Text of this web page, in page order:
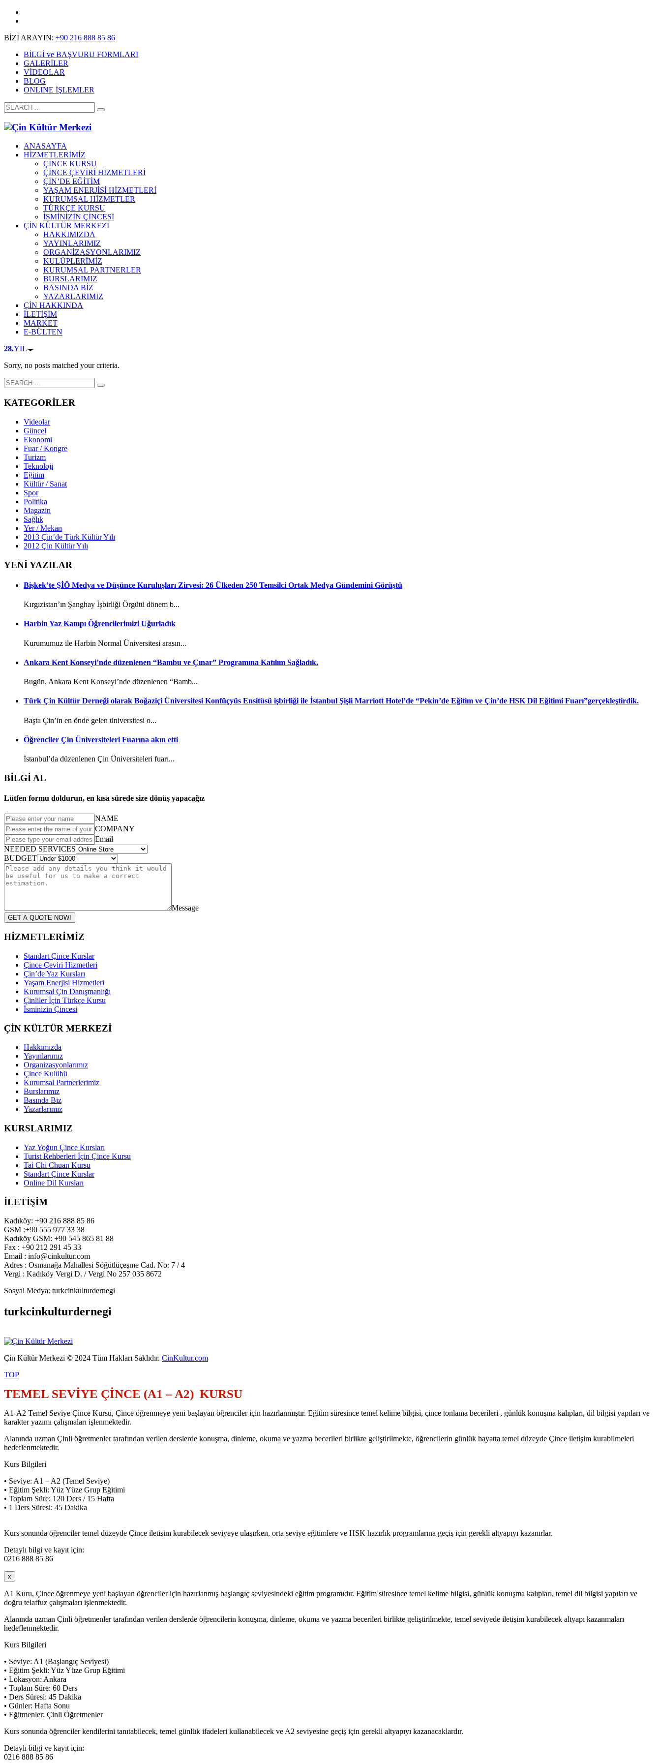
BİZİ ARAYIN: +90 216 888 85 86
BİLGİ ve BAŞVURU FORMLARI
GALERİLER
VİDEOLAR
BLOG
ONLINE İŞLEMLER
ANASAYFA
HİZMETLERİMİZ
ÇİNCE KURSU
ÇİNCE ÇEVİRİ HİZMETLERİ
ÇİN’DE EĞİTİM
YAŞAM ENERJİSİ HİZMETLERİ
KURUMSAL HİZMETLER
TÜRKÇE KURSU
İSMİNİZİN ÇİNCESİ
ÇİN KÜLTÜR MERKEZİ
HAKKIMIZDA
YAYINLARIMIZ
ORGANİZASYONLARIMIZ
KULÜPLERİMİZ
KURUMSAL PARTNERLER
BURSLARIMIZ
BASINDA BİZ
YAZARLARIMIZ
ÇİN HAKKINDA
İLETİŞİM
MARKET
E-BÜLTEN
28.YIL
Sorry, no posts matched your criteria.
KATEGORİLER
Videolar
Güncel
Ekonomi
Fuar / Kongre
Turizm
Teknoloji
Eğitim
Kültür / Sanat
Spor
Politika
Magazin
Sağlık
Yer / Mekan
2013 Çin’de Türk Kültür Yılı
2012 Çin Kültür Yılı
YENİ YAZILAR
Bişkek’te ŞİÖ Medya ve Düşünce Kuruluşları Zirvesi: 26 Ülkeden 250 Temsilci Ortak Medya Gündemini Görüştü
Kırgızistan’ın Şanghay İşbirliği Örgütü dönem b...
Harbin Yaz Kampı Öğrencilerimizi Uğurladık
Kurumumuz ile Harbin Normal Üniversitesi arasın...
Ankara Kent Konseyi’nde düzenlenen “Bambu ve Çınar” Programına Katılım Sağladık.
Bugün, Ankara Kent Konseyi’nde düzenlenen “Bamb...
Türk Çin Kültür Derneği olarak Boğaziçi Üniversitesi Konfüçyüs Ensitüsü işbirliği ile İstanbul Şişli Marriott Hotel’de “Pekin’de Eğitim ve Çin’de HSK Dil Eğitimi Fuarı”gerçekleştirdik.
Başta Çin’in en önde gelen üniversitesi o...
Öğrenciler Çin Üniversiteleri Fuarına akın etti
İstanbul’da düzenlenen Çin Üniversiteleri fuarı...
BİLGİ AL
Lütfen formu doldurun, en kısa sürede size dönüş yapacağız
NAME
COMPANY
Email
NEEDED SERVICES
BUDGET
Message
GET A QUOTE NOW!
HİZMETLERİMİZ
Standart Çince Kurslar
Çince Çeviri Hizmetleri
Çin’de Yaz Kursları
Yaşam Enerjisi Hizmetleri
Kurumsal Çin Danışmanlığı
Çinliler İçin Türkçe Kursu
İsminizin Çincesi
ÇİN KÜLTÜR MERKEZİ
Hakkımızda
Yayınlarımız
Organizasyonlarımız
Çince Kulübü
Kurumsal Partnerlerimiz
Burslarımız
Basında Biz
Yazarlarımız
KURSLARIMIZ
Yaz Yoğun Çince Kursları
Turist Rehberleri İçin Çince Kursu
Tai Chi Chuan Kursu
Standart Çince Kurslar
Online Dil Kursları
İLETİŞİM
Kadıköy: +90 216 888 85 86
GSM :+90 555 977 33 38
Kadıköy GSM: +90 545 865 81 88
Fax : +90 212 291 45 33
Email : info@cinkultur.com
Adres : Osmanağa Mahallesi Söğütlüçeşme Cad. No: 7 / 4
Vergi : Kadıköy Vergi D. / Vergi No 257 035 8672
Sosyal Medya: turkcinkulturdernegi
turkcinkulturdernegi
Çin Kültür Merkezi © 2024 Tüm Hakları Saklıdır. CinKultur.com
TOP
TEMEL SEVİYE ÇİNCE (A1 – A2) KURSU
A1-A2 Temel Seviye Çince Kursu, Çince öğrenmeye yeni başlayan öğrenciler için hazırlanmıştır. Eğitim süresince temel kelime bilgisi, çince tonlama becerileri , günlük konuşma kalıpları, dil bilgisi yapıları ve
karakter yazımı çalışmaları işlenmektedir.
Alanında uzman Çinli öğretmenler tarafından verilen derslerde konuşma, dinleme, okuma ve yazma becerileri birlikte geliştirilmekte, öğrencilerin günlük hayatta temel düzeyde Çince iletişim kurabilmeleri
hedeflenmektedir.
Kurs Bilgileri
• Seviye: A1 – A2 (Temel Seviye)
• Eğitim Şekli: Yüz Yüze Grup Eğitimi
• Toplam Süre: 120 Ders / 15 Hafta
• 1 Ders Süresi: 45 Dakika
Kurs sonunda öğrenciler temel düzeyde Çince iletişim kurabilecek seviyeye ulaşırken, orta seviye eğitimlere ve HSK hazırlık programlarına geçiş için gerekli altyapıyı kazanırlar.
Detaylı bilgi ve kayıt için:
0216 888 85 86
x
A1 Kuru, Çince öğrenmeye yeni başlayan öğrenciler için hazırlanmış başlangıç seviyesindeki eğitim programıdır. Eğitim süresince temel kelime bilgisi, günlük konuşma kalıpları, temel dil bilgisi yapıları ve
doğru telaffuz çalışmaları işlenmektedir.
Alanında uzman Çinli öğretmenler tarafından verilen derslerde öğrencilerin konuşma, dinleme, okuma ve yazma becerileri birlikte geliştirilmekte, temel seviyede iletişim kurabilecek altyapı kazanmaları
hedeflenmektedir.
Kurs Bilgileri
• Seviye: A1 (Başlangıç Seviyesi)
• Eğitim Şekli: Yüz Yüze Grup Eğitimi
• Lokasyon: Ankara
• Toplam Süre: 60 Ders
• Ders Süresi: 45 Dakika
• Günler: Hafta Sonu
• Eğitmenler: Çinli Öğretmenler
Kurs sonunda öğrenciler kendilerini tanıtabilecek, temel günlük ifadeleri kullanabilecek ve A2 seviyesine geçiş için gerekli altyapıyı kazanacaklardır.
Detaylı bilgi ve kayıt için:
0216 888 85 86